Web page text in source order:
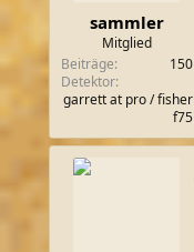
sammler
Mitglied
Beiträge
150
Detektor
garrett at pro / fisher
f75